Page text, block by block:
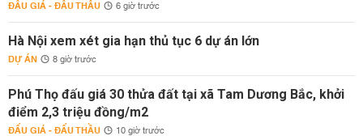
ĐẤU GIÁ - ĐẤU THẦU 6 giờ trước
Hà Nội xem xét gia hạn thủ tục 6 dự án lớn
DỰ ÁN 8 giờ trước
Phú Thọ đấu giá 30 thửa đất tại xã Tam Dương Bắc, khởi
điểm 2,3 triệu đồng/m2
ĐẤU GIÁ - ĐẤU THẦU 10 giờ trước